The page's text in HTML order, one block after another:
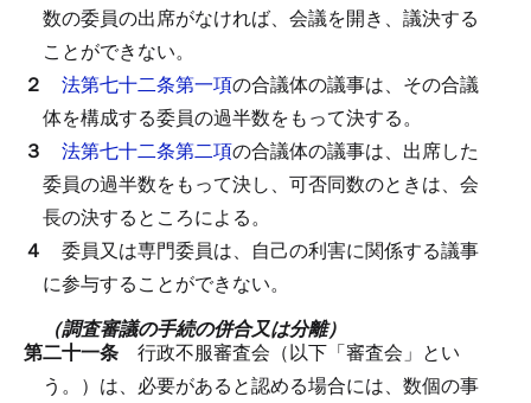
数の委員の出席がなければ、会議を開き、議決する
ことができない。
２ 法第七十二条第一項の合議体の議事は、その合議
体を構成する委員の過半数をもって決する。
３ 法第七十二条第二項の合議体の議事は、出席した
委員の過半数をもって決し、可否同数のときは、会
長の決するところによる。
４ 委員又は専門委員は、自己の利害に関係する議事
に参与することができない。
（調査審議の手続の併合又は分離）
第二十一条 行政不服審査会（以下「審査会」とい
う。）は、必要があると認める場合には、数個の事